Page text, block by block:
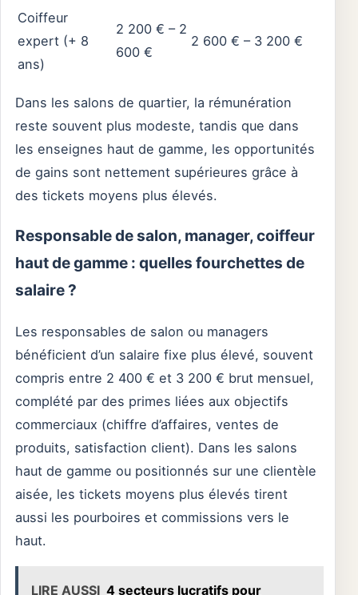
Coiffeur
expert (+ 8
ans)
2 200 € – 2
600 €
2 600 € – 3 200 €
Dans les salons de quartier, la rémunération
reste souvent plus modeste, tandis que dans
les enseignes haut de gamme, les opportunités
de gains sont nettement supérieures grâce à
des tickets moyens plus élevés.
Responsable de salon, manager, coiffeur
haut de gamme : quelles fourchettes de
salaire ?
Les responsables de salon ou managers
bénéficient d’un salaire fixe plus élevé, souvent
compris entre 2 400 € et 3 200 € brut mensuel,
complété par des primes liées aux objectifs
commerciaux (chiffre d’affaires, ventes de
produits, satisfaction client). Dans les salons
haut de gamme ou positionnés sur une clientèle
aisée, les tickets moyens plus élevés tirent
aussi les pourboires et commissions vers le
haut.
LIRE AUSSI 4 secteurs lucratifs pour